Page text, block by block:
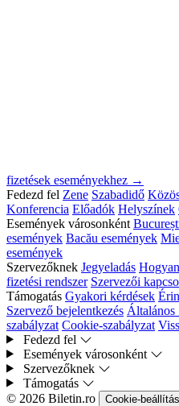
fizetések eseményekhez →
Fedezd fel Zene Szabadidő
Konferencia Előadók Helyszínek
Események városonként
események Bacău események
események
Szervezőknek Jegyeladás
fizetési rendszer Szervezői
Támogatás Gyakori kérdések
Szervező bejelentkezés Általános
szabályzat Cookie-szabályzat
Fedezd fel
Események városonként
Szervezőknek
Támogatás
© 2026 Biletin.ro
Cookie-